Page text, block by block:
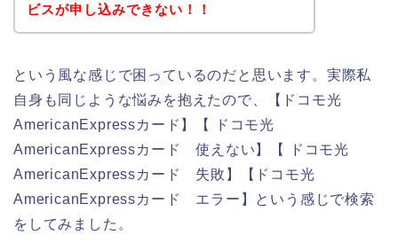
ビスが申し込みできない！！
という風な感じで困っているのだと思います。実際私
自身も同じような悩みを抱えたので、【ドコモ光
AmericanExpressカード】【 ドコモ光
AmericanExpressカード 使えない】【 ドコモ光
AmericanExpressカード 失敗】【ドコモ光
AmericanExpressカード エラー】という感じで検索
をしてみました。